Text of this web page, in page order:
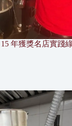
年獲獎名店實踐